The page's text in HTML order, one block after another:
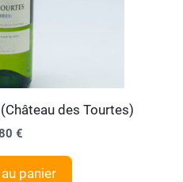
des Tourtes)
€
panier